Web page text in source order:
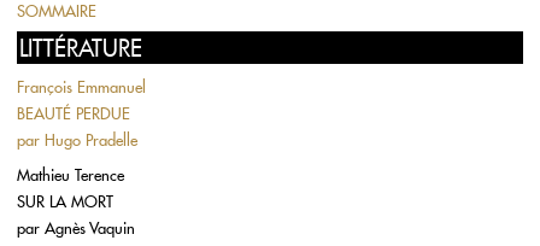
SOMMAIRE
LITTÉRATURE
François Emmanuel
BEAUTÉ PERDUE
par Hugo Pradelle
Mathieu Terence
SUR LA MORT
par Agnès Vaquin